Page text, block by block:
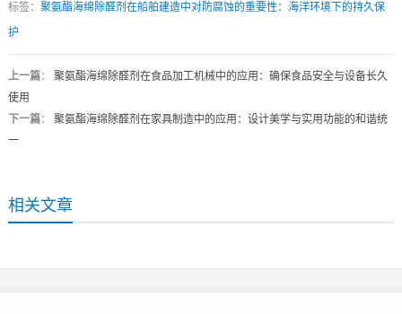
标签： 聚氨酯海绵除醛剂在船舶建造中对防腐蚀的重要性：海洋环境下的持久保
护
上一篇： 聚氨酯海绵除醛剂在食品加工机械中的应用：确保食品安全与设备长久
使用
下一篇： 聚氨酯海绵除醛剂在家具制造中的应用：设计美学与实用功能的和谐统
一
相关文章